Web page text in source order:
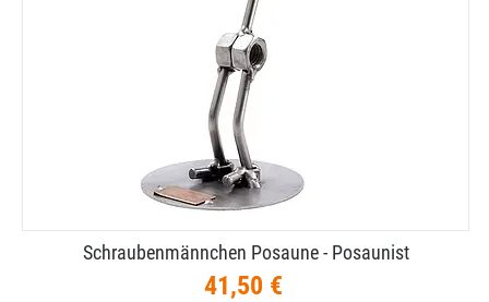
Schraubenmännchen Posaune - Posaunist
41,50 €